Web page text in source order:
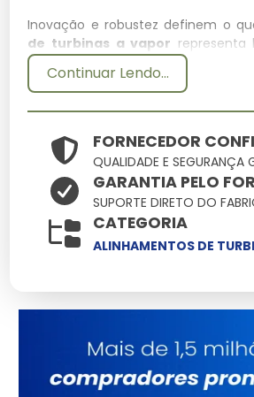
Inovação e robustez definem o
de turbinas a vapor
Aqui você encontra soluções onde
de turbinas a vapor deve
otimizando seu tempo e recursos.
Especificações
Atributo
Tecnologia
Manuseio
Continuar Lendo...
FORNECEDOR
QUALIDADE E SEGURANÇA
GARANTIA PELO
SUPORTE DIRETO DO
CATEGORIA
ALINHAMENTOS DE